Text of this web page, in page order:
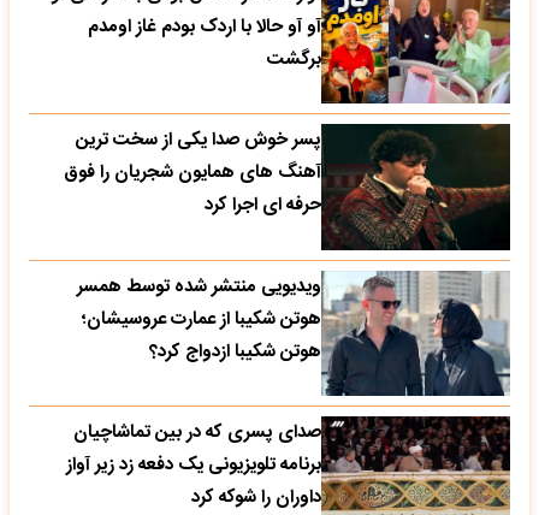
آو آو حالا با اردک بودم غاز اومدم
برگشت
پسر خوش صدا یکی از سخت ترین
آهنگ های همایون شجریان را فوق
حرفه ای اجرا کرد
ویدیویی منتشر شده توسط همسر
هوتن شکیبا از عمارت عروسیشان؛
هوتن شکیبا ازدواج کرد؟
صدای پسری که در بین تماشاچیان
برنامه تلویزیونی یک دفعه زد زیر آواز
داوران را شوکه کرد